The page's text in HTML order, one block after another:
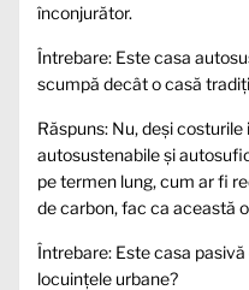
înconjurător.
Întrebare: Este casa
scumpă decât o casă
Răspuns: Nu, deși
autosustenabile și
pe termen lung, cum ar fi
de carbon, fac ca această
Întrebare: Este casa
locuințele urbane?